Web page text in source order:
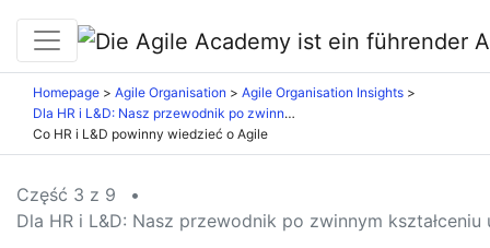
Homepage Agile Organisation
Agile Organisation Insights
Dla HR i L&D: Nasz przewodnik po zwinnym kształceniu ustawicznym
Co HR i L&D powinny wiedzieć o Agile
Część 3 z 9
•
Dla HR i L&D: Nasz przewodnik po zwinnym